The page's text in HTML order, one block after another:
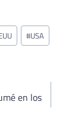
#USA
en los